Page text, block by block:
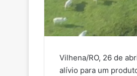
Vilhena/RO, 26 de
alívio para um